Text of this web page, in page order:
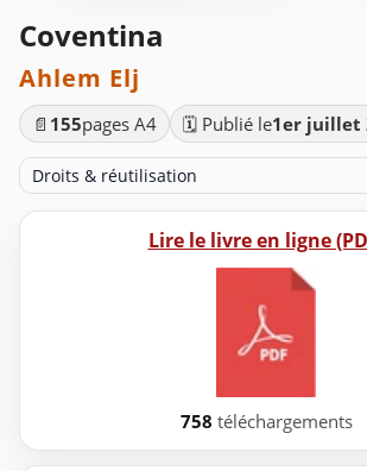
Coventina
Ahlem Elj
📄 155pages A4 🗓️ Publié le1er juillet
Droits & réutilisation
Lire le livre en ligne
758 téléchargements